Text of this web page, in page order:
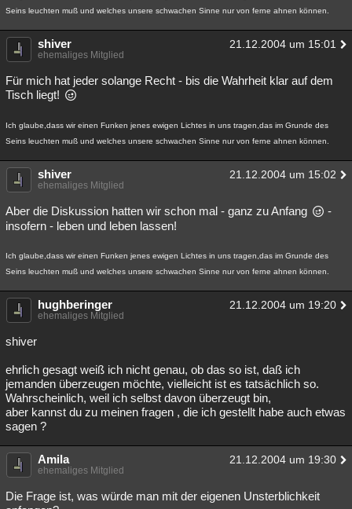
Seins leuchten muß und welches unsere schwachen Sinne nur von ferne ahnen können.
shiver 21.12.2004 um 15:01
ehemaliges Mitglied
Für mich hat jeder solange Recht - bis die Wahrheit klar auf dem
Tisch liegt!
Ich glaube,dass wir einen Funken jenes ewigen Lichtes in uns tragen,das im Grunde des
Seins leuchten muß und welches unsere schwachen Sinne nur von ferne ahnen können.
shiver 21.12.2004 um 15:02
ehemaliges Mitglied
Aber die Diskussion hatten wir schon mal - ganz zu Anfang
-
insofern - leben und leben lassen!
Ich glaube,dass wir einen Funken jenes ewigen Lichtes in uns tragen,das im Grunde des
Seins leuchten muß und welches unsere schwachen Sinne nur von ferne ahnen können.
hughberinger 21.12.2004 um 19:20
ehemaliges Mitglied
shiver
ehrlich gesagt weiß ich nicht genau, ob das so ist, daß ich
jemanden überzeugen möchte, vielleicht ist es tatsächlich so.
Wahrscheinlich, weil ich selbst davon überzeugt bin,
aber kannst du zu meinen fragen , die ich gestellt habe auch etwas
sagen ?
Amila 21.12.2004 um 19:30
ehemaliges Mitglied
Die Frage ist, was würde man mit der eigenen Unsterblichkeit